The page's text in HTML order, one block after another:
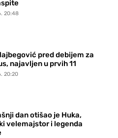
20:48
pred debijem za
najavljen u prvih 11
20:20
dan otišao je Huka,
velemajstor i legenda